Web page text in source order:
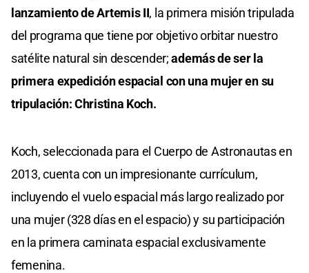
lanzamiento de Artemis II, la primera misión tripulada
del programa que tiene por objetivo orbitar nuestro
satélite natural sin descender;además de ser la
primera expedición espacial con una mujer en su
tripulación: Christina Koch.
Koch, seleccionada para el Cuerpo de Astronautas en
2013, cuenta con un impresionante currículum,
incluyendo el vuelo espacial más largo realizado por
una mujer (328 días en el espacio) y su participación
en la primera caminata espacial exclusivamente
femenina.